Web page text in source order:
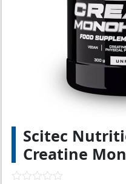
Scitec
Creatine